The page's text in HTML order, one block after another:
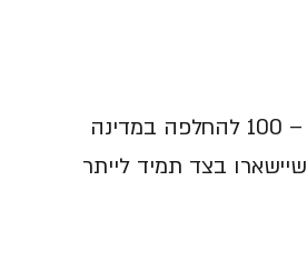
300 דולר מזומן – 100 להחלפה במדינה
הראשונה ו200 שיישארו בצד תמיד לייתר